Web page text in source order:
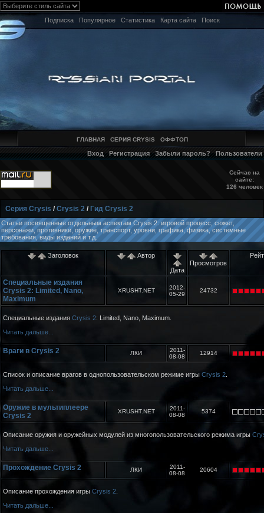
Подписка Популярное Статистика Карта сайта Поиск
ГЛАВНАЯ СЕРИЯ CRYSIS ОФФТОП
Вход Регистрация Забыли пароль? Пользователи
Сейчас на
сайте:
126 человек
Серия Crysis /Crysis 2 / Гид Crysis 2
Статьи посвященные отдельным аспектам Crysis 2: игровой процесс, сюжет,
персонажи, противники, оружие, транспорт, уровни, графика, физика, системные
требования, виды изданий и т.д.
Заголовок Автор
Дата
Просмотров
Специальные издания
Crysis 2: Limited, Nano,
Maximum
XRUSHT.NET
2012-
05-29
24732
Специальные издания Crysis 2: Limited, Nano, Maximum.
Читать дальше...
Враги в Crysis 2 ЛКИ
2011-
08-08
12914
Список и описание врагов в однопользовательском режиме игры Crysis 2
Читать дальше...
Оружие в мультиплеере
Crysis 2
XRUSHT.NET
2011-
08-08
5374
Описание оружия и оружейных модулей из многопользовательского режима игры
Читать дальше...
Прохождение Crysis 2 ЛКИ
2011-
08-08
20604
Описание прохождения игры Crysis 2
Читать дальше...